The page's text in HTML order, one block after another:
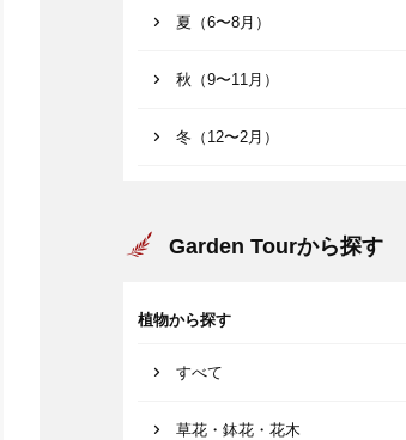
夏（6〜8月）
秋（9〜11月）
冬（12〜2月）
Garden Tourから探す
植物から探す
すべて
草花・鉢花・花木